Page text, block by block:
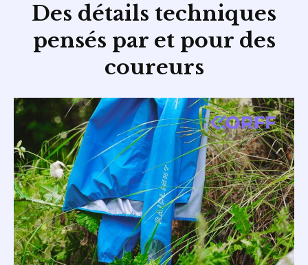
Des détails techniques
pensés par et pour des
coureurs